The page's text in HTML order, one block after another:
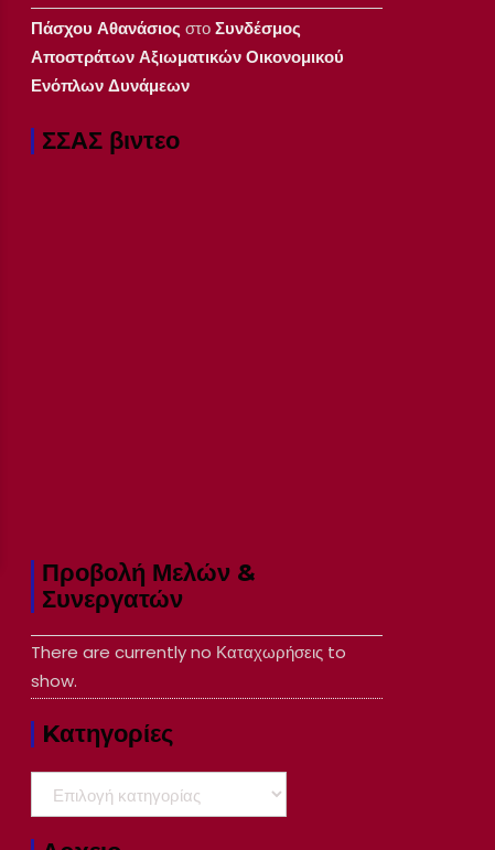
Πάσχου Αθανάσιος στοΣυνδέσμος
Αποστράτων Αξιωματικών Οικονομικού
Ενόπλων Δυνάμεων
ΣΣΑΣ βιντεο
Προβολή Μελών &
Συνεργατών
There are currently no Καταχωρήσεις to
show.
Kατηγορίες
Kατηγορίες